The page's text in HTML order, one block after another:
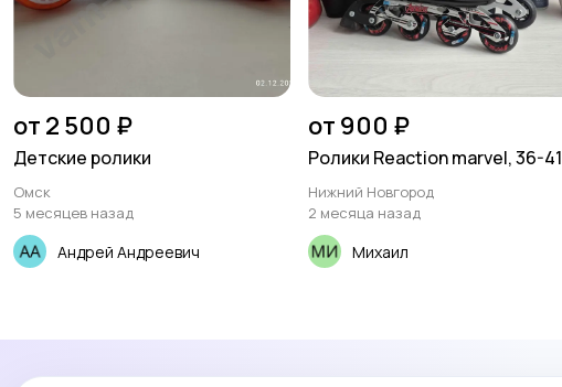
от 2 500 ₽
Детские ролики
Омск
5 месяцев назад
Андрей Андреевич
от 900 ₽
Ролики Reaction marvel, 36-41
Нижний Новгород
2 месяца назад
Михаил